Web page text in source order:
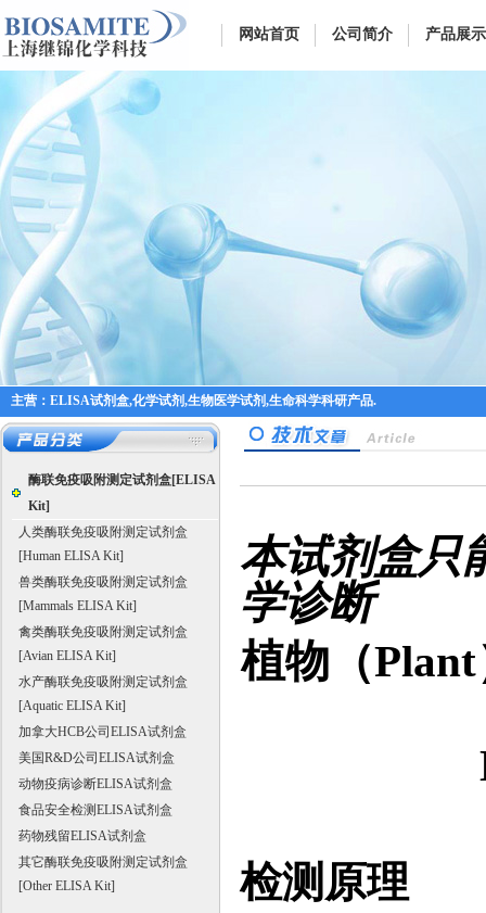
网站首页 公司简介 产品展示
主营：ELISA试剂盒,化学试剂,生物医学试剂,生命科学科研产品.
酶联免疫吸附测定试剂盒[ELISA
Kit]
人类酶联免疫吸附测定试剂盒
[Human ELISA Kit]
兽类酶联免疫吸附测定试剂盒
[Mammals ELISA Kit]
禽类酶联免疫吸附测定试剂盒
[Avian ELISA Kit]
水产酶联免疫吸附测定试剂盒
[Aquatic ELISA Kit]
加拿大HCB公司ELISA试剂盒
美国R&D公司ELISA试剂盒
动物疫病诊断ELISA试剂盒
食品安全检测ELISA试剂盒
药物残留ELISA试剂盒
其它酶联免疫吸附测定试剂盒
[Other ELISA Kit]
本试剂盒只
学诊断
植物（
检测原理